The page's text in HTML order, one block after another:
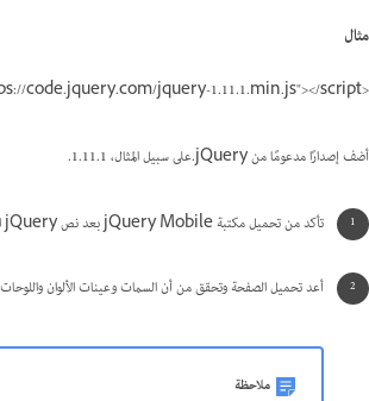
مثال
<script src="https://code.jquery.com/jquery-1.11.1.min.js"></script>
أضف إصدارًا مدعومًا من jQuery.على سبيل المثال، 1.11.1.
تأكد من تحميل مكتبة jQuery Mobile بعد نص jQuery البرمجي.
أعد تحميل الصفحة وتحقق من أن السمات وعينات الألوان
ملاحظة